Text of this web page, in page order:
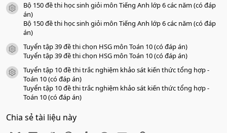
icon tài liệu
Bộ 150 đề thi học sinh giỏi môn Tiếng Anh lớp 6 các năm (có đáp
án)
Bộ 150 đề thi học sinh giỏi môn Tiếng Anh lớp 6 các năm (có đáp
án)
icon tài liệu
Tuyển tập 39 đề thi chọn HSG môn Toán 10 (có đáp án)
Tuyển tập 39 đề thi chọn HSG môn Toán 10 (có đáp án)
icon tài liệu
Tuyển tập 10 đề thi trắc nghiệm khảo sát kiến thức tổng hợp -
Toán 10 (có đáp án)
Tuyển tập 10 đề thi trắc nghiệm khảo sát kiến thức tổng hợp -
Toán 10 (có đáp án)
Chia sẻ tài liệu này